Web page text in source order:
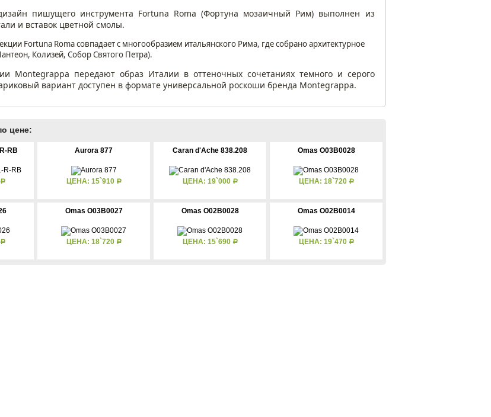
пишущего инструмента Fortuna Roma (Фортуна мозаичный Рим) выполнен из
и вставок цветной смолы.
Fortuna Roma совпадает с многообразием итальянского Рима, где собрано архитектурное
Колизей, Собор Святого Петра).
Montegrappa передают образ Италии в оттеночных сочетаниях темного и серого
вариант доступен в формате универсальной роскоши бренда Montegrappa.
цене:
RB
Р
Aurora 877
ЦЕНА: 15`910 Р
Caran d'Ache 838.208
ЦЕНА: 19`000 Р
Omas O03B0028
ЦЕНА: 18`720 Р
Р
Omas O03B0027
ЦЕНА: 18`720 Р
Omas O02B0028
ЦЕНА: 15`690 Р
Omas O02B0014
ЦЕНА: 19`470 Р